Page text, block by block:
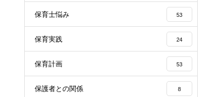
保育士悩み 53
保育実践 24
保育計画 53
保護者との関係 8